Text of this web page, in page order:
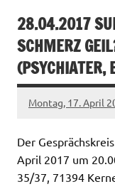
28.04.2017
SCHMERZ
(PSYCHIATER,
Montag, 17. April
Der
April 2017 um
35/37, 71394